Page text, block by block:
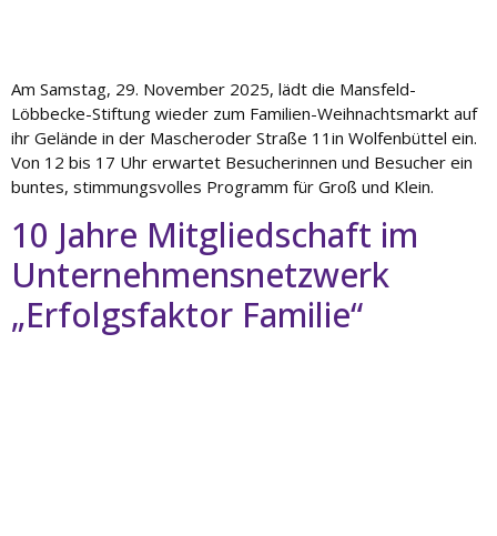
Am Samstag, 29. November 2025, lädt die Mansfeld-
Löbbecke-Stiftung wieder zum Familien-Weihnachtsmarkt auf
ihr Gelände in der Mascheroder Straße 11in Wolfenbüttel ein.
Von 12 bis 17 Uhr erwartet Besucherinnen und Besucher ein
buntes, stimmungsvolles Programm für Groß und Klein.
10 Jahre Mitgliedschaft im
Unternehmensnetzwerk
„Erfolgsfaktor Familie“